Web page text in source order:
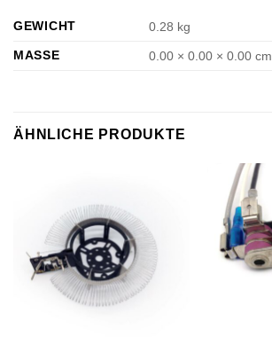
GEWICHT
0.28 kg
MASSE
0.00 × 0.00 × 0.00 cm
ÄHNLICHE PRODUKTE